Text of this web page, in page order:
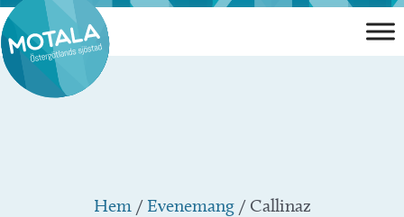
Hoppa
till
innehåll
Hem/Evenemang/ Callinaz